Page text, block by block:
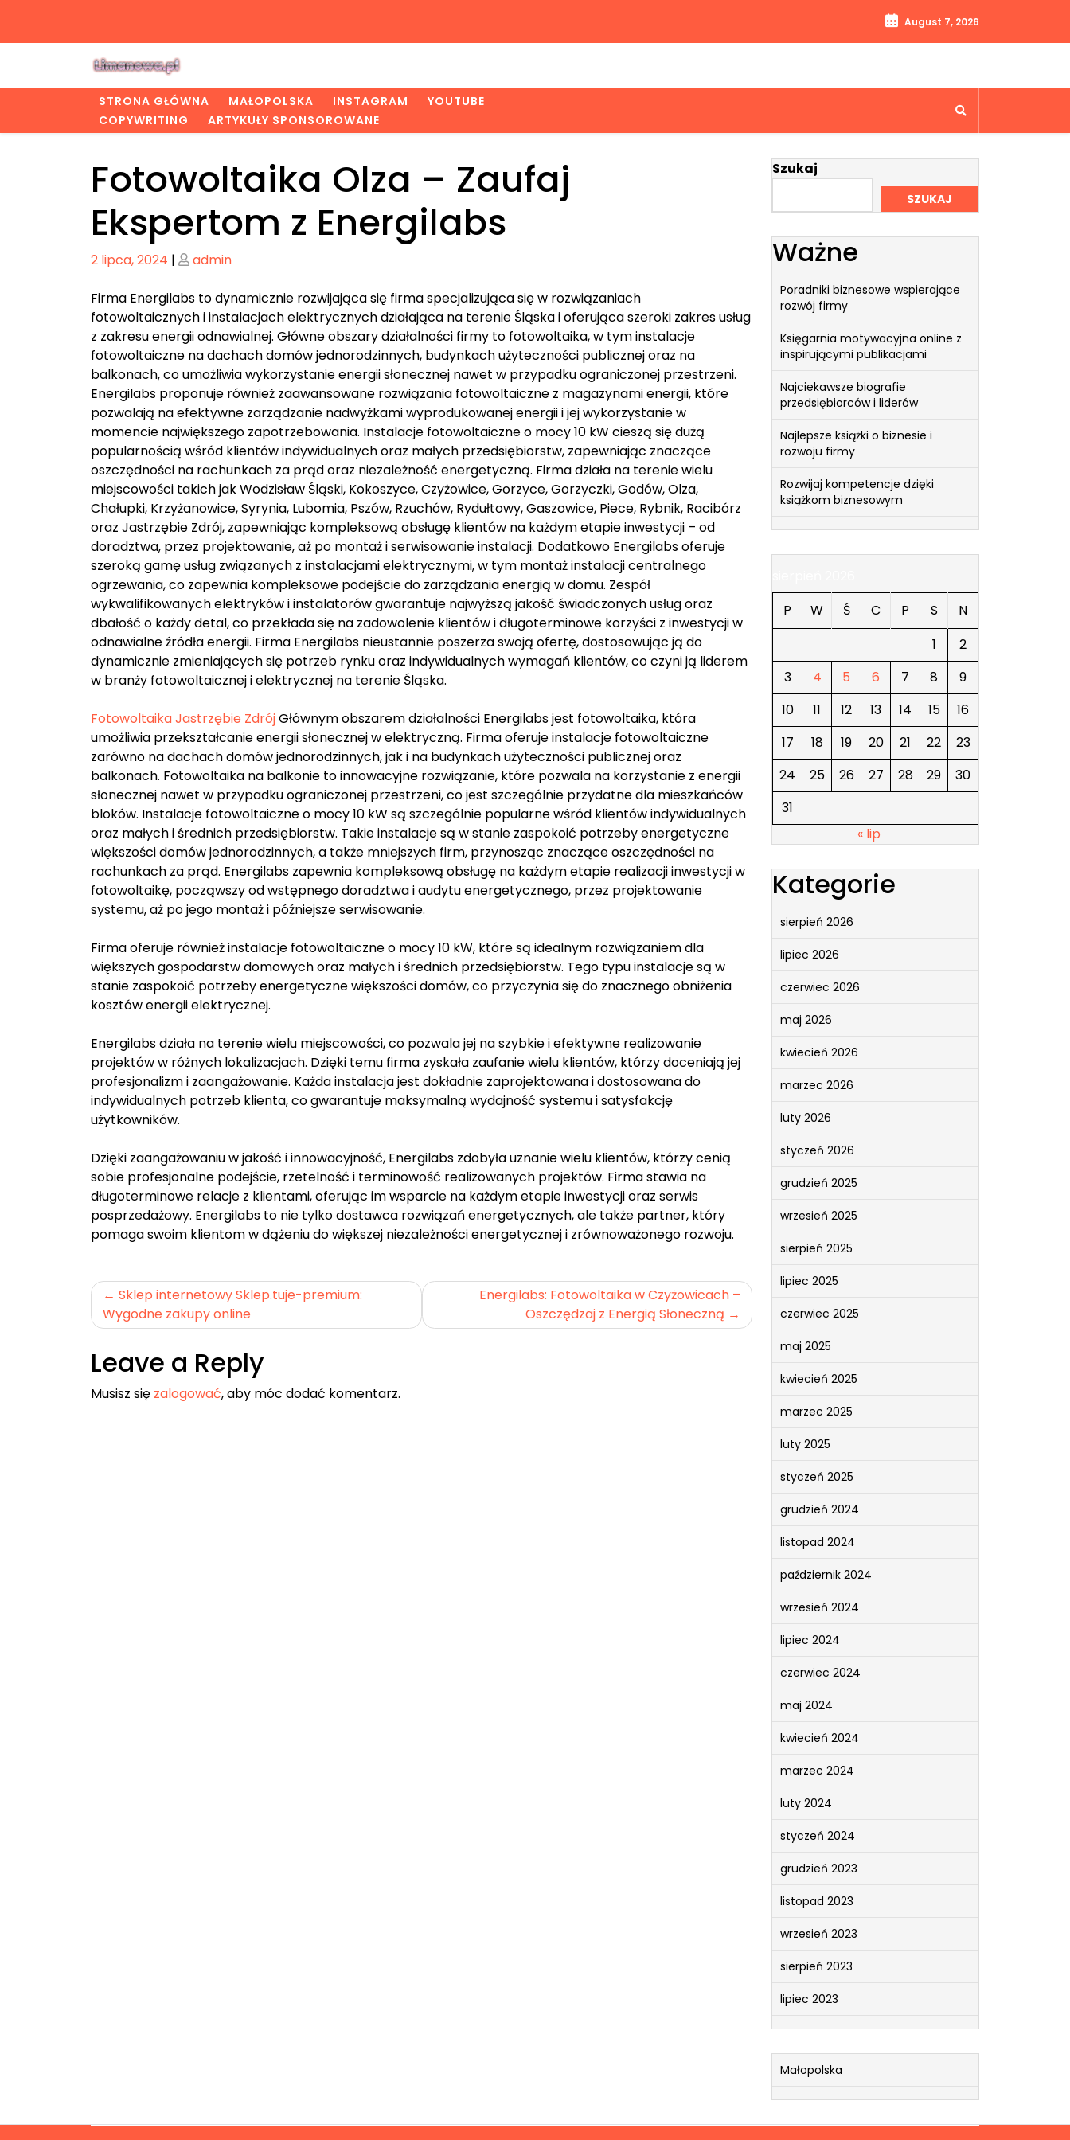
content
August 7, 2026
STRONA GŁÓWNA MAŁOPOLSKA INSTAGRAM
YOUTUBE
COPYWRITING
ARTYKUŁY SPONSOROWANE
Fotowoltaika Olza – Zaufaj
Ekspertom z Energilabs
Posted
2 lipca, 2024 | Posted
admin
Firma Energilabs to dynamicznie rozwijająca się firma specjalizująca się w rozwiązaniach
fotowoltaicznych i instalacjach elektrycznych działająca na terenie Śląska i oferująca szeroki zakres usług
z zakresu energii odnawialnej. Główne obszary działalności firmy to fotowoltaika, w tym instalacje
fotowoltaiczne na dachach domów jednorodzinnych, budynkach użyteczności publicznej oraz na
balkonach, co umożliwia wykorzystanie energii słonecznej nawet w przypadku ograniczonej przestrzeni.
Energilabs proponuje również zaawansowane rozwiązania fotowoltaiczne z magazynami energii, które
pozwalają na efektywne zarządzanie nadwyżkami wyprodukowanej energii i jej wykorzystanie w
momencie największego zapotrzebowania. Instalacje fotowoltaiczne o mocy 10 kW cieszą się dużą
popularnością wśród klientów indywidualnych oraz małych przedsiębiorstw, zapewniając znaczące
oszczędności na rachunkach za prąd oraz niezależność energetyczną. Firma działa na terenie wielu
miejscowości takich jak Wodzisław Śląski, Kokoszyce, Czyżowice, Gorzyce, Gorzyczki, Godów, Olza,
Chałupki, Krzyżanowice, Syrynia, Lubomia, Pszów, Rzuchów, Rydułtowy, Gaszowice, Piece, Rybnik, Racibórz
oraz Jastrzębie Zdrój, zapewniając kompleksową obsługę klientów na każdym etapie inwestycji – od
doradztwa, przez projektowanie, aż po montaż i serwisowanie instalacji. Dodatkowo Energilabs oferuje
szeroką gamę usług związanych z instalacjami elektrycznymi, w tym montaż instalacji centralnego
ogrzewania, co zapewnia kompleksowe podejście do zarządzania energią w domu. Zespół
wykwalifikowanych elektryków i instalatorów gwarantuje najwyższą jakość świadczonych usług oraz
dbałość o każdy detal, co przekłada się na zadowolenie klientów i długoterminowe korzyści z inwestycji w
odnawialne źródła energii. Firma Energilabs nieustannie poszerza swoją ofertę, dostosowując ją do
dynamicznie zmieniających się potrzeb rynku oraz indywidualnych wymagań klientów, co czyni ją liderem
w branży fotowoltaicznej i elektrycznej na terenie Śląska.
Fotowoltaika Jastrzębie ZdrójGłównym obszarem działalności Energilabs jest fotowoltaika, która
umożliwia przekształcanie energii słonecznej w elektryczną. Firma oferuje instalacje fotowoltaiczne
zarówno na dachach domów jednorodzinnych, jak i na budynkach użyteczności publicznej oraz
balkonach. Fotowoltaika na balkonie to innowacyjne rozwiązanie, które pozwala na korzystanie z energii
słonecznej nawet w przypadku ograniczonej przestrzeni, co jest szczególnie przydatne dla mieszkańców
bloków. Instalacje fotowoltaiczne o mocy 10 kW są szczególnie popularne wśród klientów indywidualnych
oraz małych i średnich przedsiębiorstw. Takie instalacje są w stanie zaspokoić potrzeby energetyczne
większości domów jednorodzinnych, a także mniejszych firm, przynosząc znaczące oszczędności na
rachunkach za prąd. Energilabs zapewnia kompleksową obsługę na każdym etapie realizacji inwestycji w
fotowoltaikę, począwszy od wstępnego doradztwa i audytu energetycznego, przez projektowanie
systemu, aż po jego montaż i późniejsze serwisowanie.
Firma oferuje również instalacje fotowoltaiczne o mocy 10 kW, które są idealnym rozwiązaniem dla
większych gospodarstw domowych oraz małych i średnich przedsiębiorstw. Tego typu instalacje są w
stanie zaspokoić potrzeby energetyczne większości domów, co przyczynia się do znacznego obniżenia
kosztów energii elektrycznej.
Energilabs działa na terenie wielu miejscowości, co pozwala jej na szybkie i efektywne realizowanie
projektów w różnych lokalizacjach. Dzięki temu firma zyskała zaufanie wielu klientów, którzy doceniają jej
profesjonalizm i zaangażowanie. Każda instalacja jest dokładnie zaprojektowana i dostosowana do
indywidualnych potrzeb klienta, co gwarantuje maksymalną wydajność systemu i satysfakcję
użytkowników.
Dzięki zaangażowaniu w jakość i innowacyjność, Energilabs zdobyła uznanie wielu klientów, którzy cenią
sobie profesjonalne podejście, rzetelność i terminowość realizowanych projektów. Firma stawia na
długoterminowe relacje z klientami, oferując im wsparcie na każdym etapie inwestycji oraz serwis
posprzedażowy. Energilabs to nie tylko dostawca rozwiązań energetycznych, ale także partner, który
pomaga swoim klientom w dążeniu do większej niezależności energetycznej i zrównoważonego rozwoju.
Nawigacja
wpisu
Sklep internetowy Sklep.tuje-premium:
Wygodne zakupy online
Energilabs: Fotowoltaika w Czyżowicach –
Oszczędzaj z Energią Słoneczną
Leave a Reply
Musisz się zalogować, aby móc dodać komentarz.
Szukaj
SZUKAJ
Ważne
Poradniki biznesowe wspierające
rozwój firmy
Księgarnia motywacyjna online z
inspirującymi publikacjami
Najciekawsze biografie
przedsiębiorców i liderów
Najlepsze książki o biznesie i
rozwoju firmy
Rozwijaj kompetencje dzięki
książkom biznesowym
P
W Ś C P S
N
1
2
3
4 5 6 7 8
9
10
11 12 13 14 15
16
17
18 19 20 21 22
23
24
25 26 27 28 29
30
31
« lip
Kategorie
sierpień 2026
lipiec 2026
czerwiec 2026
maj 2026
kwiecień 2026
marzec 2026
luty 2026
styczeń 2026
grudzień 2025
wrzesień 2025
sierpień 2025
lipiec 2025
czerwiec 2025
maj 2025
kwiecień 2025
marzec 2025
luty 2025
styczeń 2025
grudzień 2024
listopad 2024
październik 2024
wrzesień 2024
lipiec 2024
czerwiec 2024
maj 2024
kwiecień 2024
marzec 2024
luty 2024
styczeń 2024
grudzień 2023
listopad 2023
wrzesień 2023
sierpień 2023
lipiec 2023
Małopolska